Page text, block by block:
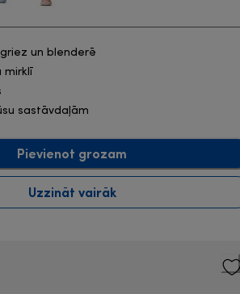
un blenderē
mirklī
sastāvdaļām
Pievienot grozam
Uzzināt vairāk